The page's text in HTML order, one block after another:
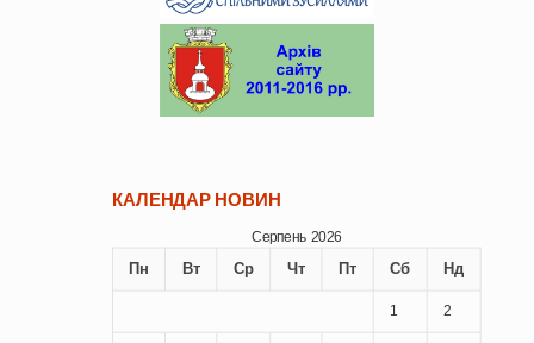
КАЛЕНДАР НОВИН
Серпень 2026
Пн Вт Ср Чт Пт Сб Нд
1 2